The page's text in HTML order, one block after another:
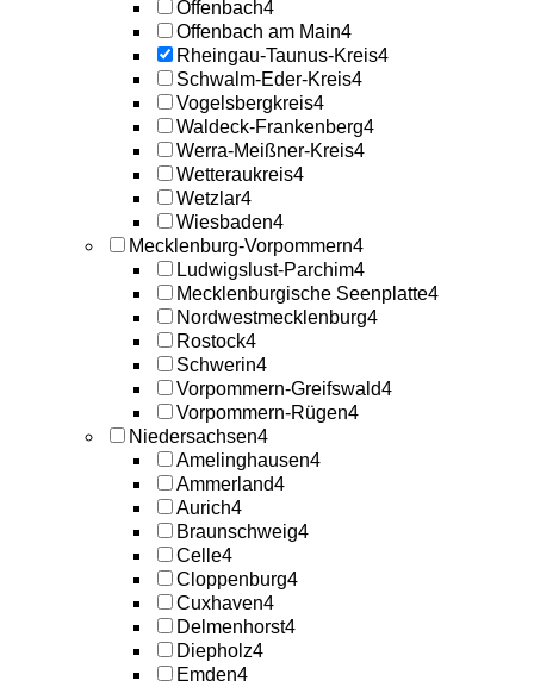
Offenbach4
Offenbach am Main4
Rheingau-Taunus-Kreis4
Schwalm-Eder-Kreis4
Vogelsbergkreis4
Waldeck-Frankenberg4
Werra-Meißner-Kreis4
Wetteraukreis4
Wetzlar4
Wiesbaden4
Mecklenburg-Vorpommern4
Ludwigslust-Parchim4
Mecklenburgische Seenplatte4
Nordwestmecklenburg4
Rostock4
Schwerin4
Vorpommern-Greifswald4
Vorpommern-Rügen4
Niedersachsen4
Amelinghausen4
Ammerland4
Aurich4
Braunschweig4
Celle4
Cloppenburg4
Cuxhaven4
Delmenhorst4
Diepholz4
Emden4